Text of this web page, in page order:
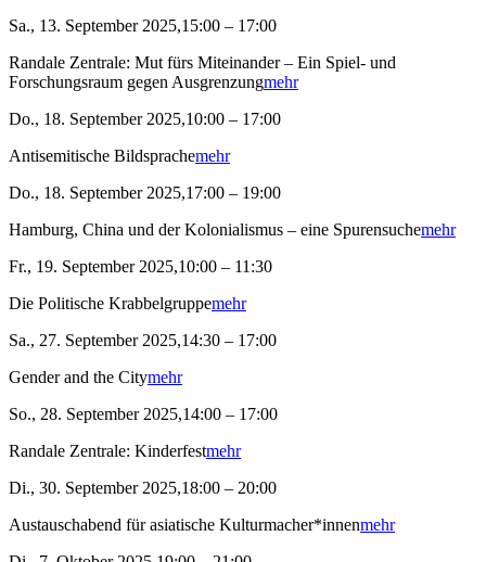
Sa., 13. September 2025,15:00 – 17:00
Randale Zentrale: Mut fürs Miteinander – Ein Spiel- und
Forschungsraum gegen Ausgrenzungmehr
Do., 18. September 2025,10:00 – 17:00
Antisemitische Bildsprachemehr
Do., 18. September 2025,17:00 – 19:00
Hamburg, China und der Kolonialismus – eine Spurensuchemehr
Fr., 19. September 2025,10:00 – 11:30
Die Politische Krabbelgruppemehr
Sa., 27. September 2025,14:30 – 17:00
Gender and the Citymehr
So., 28. September 2025,14:00 – 17:00
Randale Zentrale: Kinderfestmehr
Di., 30. September 2025,18:00 – 20:00
Austauschabend für asiatische Kulturmacher*innenmehr